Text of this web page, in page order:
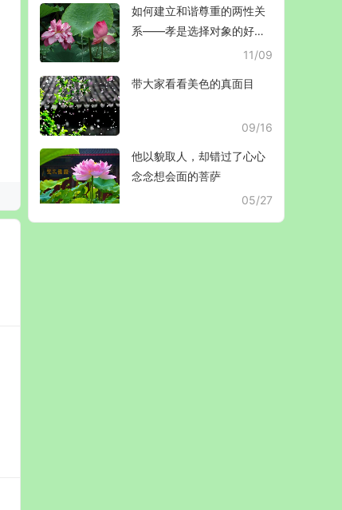
如何建立和谐尊重的两性关
系——孝是选择对象的好法
11/09
带大家看看美色的真面目
09/16
他以貌取人，却错过了心心
念念想会面的菩萨
05/27